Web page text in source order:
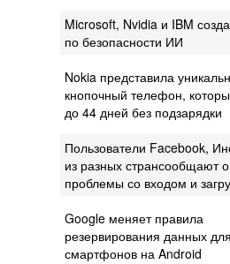
Microsoft, Nvidia и IBM
по безопасности ИИ
Nokia представила
кнопочный телефон,
до 44 дней без подзарядки
Пользователи Facebook,
из разных странсообщают
проблемы со входом и
Google меняет правила
резервирования данных для
смартфонов на Android